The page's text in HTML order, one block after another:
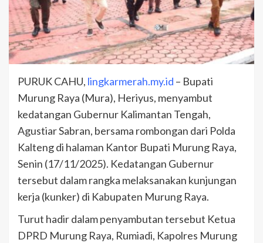
PURUK CAHU, lingkarmerah.my.id – Bupati
Murung Raya (Mura), Heriyus, menyambut
kedatangan Gubernur Kalimantan Tengah,
Agustiar Sabran, bersama rombongan dari Polda
Kalteng di halaman Kantor Bupati Murung Raya,
Senin (17/11/2025). Kedatangan Gubernur
tersebut dalam rangka melaksanakan kunjungan
kerja (kunker) di Kabupaten Murung Raya.
Turut hadir dalam penyambutan tersebut Ketua
DPRD Murung Raya, Rumiadi, Kapolres Murung